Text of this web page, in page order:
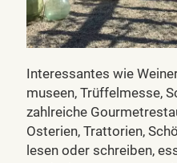
Interessantes wie
museen, Trüffelmesse,
zahlreiche
Osterien, Trattorien,
lesen oder schreiben,